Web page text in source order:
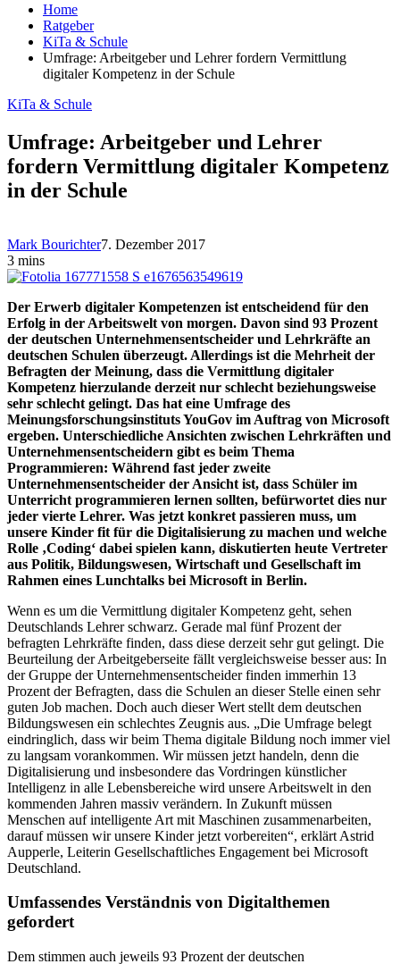
Home
Ratgeber
KiTa & Schule
Umfrage: Arbeitgeber und Lehrer fordern Vermittlung
digitaler Kompetenz in der Schule
KiTa & Schule
Umfrage: Arbeitgeber und Lehrer
fordern Vermittlung digitaler Kompetenz
in der Schule
Mark Bourichter7. Dezember 2017
3 mins
Der Erwerb digitaler Kompetenzen ist entscheidend für den
Erfolg in der Arbeitswelt von morgen. Davon sind 93 Prozent
der deutschen Unternehmensentscheider und Lehrkräfte an
deutschen Schulen überzeugt. Allerdings ist die Mehrheit der
Befragten der Meinung, dass die Vermittlung digitaler
Kompetenz hierzulande derzeit nur schlecht beziehungsweise
sehr schlecht gelingt. Das hat eine Umfrage des
Meinungsforschungsinstituts YouGov im Auftrag von Microsoft
ergeben. Unterschiedliche Ansichten zwischen Lehrkräften und
Unternehmensentscheidern gibt es beim Thema
Programmieren: Während fast jeder zweite
Unternehmensentscheider der Ansicht ist, dass Schüler im
Unterricht programmieren lernen sollten, befürwortet dies nur
jeder vierte Lehrer. Was jetzt konkret passieren muss, um
unsere Kinder fit für die Digitalisierung zu machen und welche
Rolle ‚Coding‘ dabei spielen kann, diskutierten heute Vertreter
aus Politik, Bildungswesen, Wirtschaft und Gesellschaft im
Rahmen eines Lunchtalks bei Microsoft in Berlin.
Wenn es um die Vermittlung digitaler Kompetenz geht, sehen
Deutschlands Lehrer schwarz. Gerade mal fünf Prozent der
befragten Lehrkräfte finden, dass diese derzeit sehr gut gelingt. Die
Beurteilung der Arbeitgeberseite fällt vergleichsweise besser aus: In
der Gruppe der Unternehmensentscheider finden immerhin 13
Prozent der Befragten, dass die Schulen an dieser Stelle einen sehr
guten Job machen. Doch auch dieser Wert stellt dem deutschen
Bildungswesen ein schlechtes Zeugnis aus. „Die Umfrage belegt
eindringlich, dass wir beim Thema digitale Bildung noch immer viel
zu langsam vorankommen. Wir müssen jetzt handeln, denn die
Digitalisierung und insbesondere das Vordringen künstlicher
Intelligenz in alle Lebensbereiche wird unsere Arbeitswelt in den
kommenden Jahren massiv verändern. In Zukunft müssen
Menschen auf intelligente Art mit Maschinen zusammenarbeiten,
darauf müssen wir unsere Kinder jetzt vorbereiten“, erklärt Astrid
Aupperle, Leiterin Gesellschaftliches Engagement bei Microsoft
Deutschland.
Umfassendes Verständnis von Digitalthemen
gefordert
Dem stimmen auch jeweils 93 Prozent der deutschen